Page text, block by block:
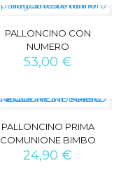
PALLONCINO CON
NUMERO
53,00 €
PALLONCINO PRIMA
COMUNIONE BIMBO
24,90€